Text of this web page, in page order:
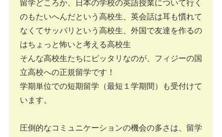
留学どころか、日本の学校の英語授業について行く
のもたいへんだという高校生、英会話は耳も慣れて
なくてサッパリという高校生、外国で友達を作るの
はちょっと怖いと考える高校生
そんな高校生たちにピッタリなのが、フィジーの国
立高校への正規留学です！
学期単位での短期留学（最短１学期間）も受付けて
います。
圧倒的なコミュニケーションの機会の多さは、留学